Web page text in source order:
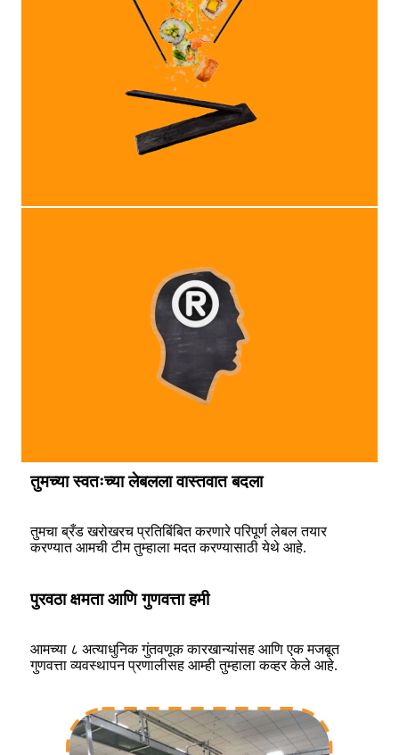
तुमच्या स्वतःच्या लेबलला वास्तवात बदला
तुमचा ब्रँड खरोखरच प्रतिबिंबित करणारे परिपूर्ण लेबल तयार
करण्यात आमची टीम तुम्हाला मदत करण्यासाठी येथे आहे.
पुरवठा क्षमता आणि गुणवत्ता हमी
आमच्या ८ अत्याधुनिक गुंतवणूक कारखान्यांसह आणि एक मजबूत
गुणवत्ता व्यवस्थापन प्रणालीसह आम्ही तुम्हाला कव्हर केले आहे.